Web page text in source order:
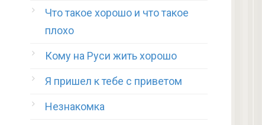
Что такое хорошо и что такое
плохо
Кому на Руси жить хорошо
Я пришел к тебе с приветом
Незнакомка